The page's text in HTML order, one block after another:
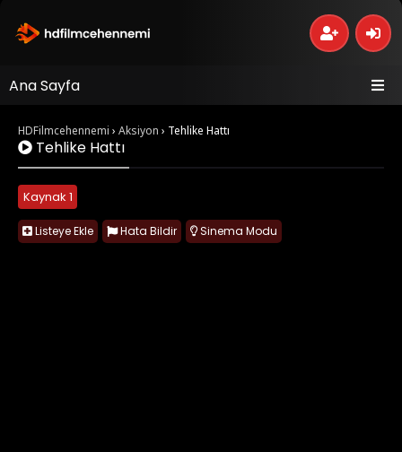
Ana Sayfa
HDFilmcehennemi › Aksiyon › Tehlike Hattı
Tehlike Hattı
Kaynak 1
Listeye Ekle Hata Bildir Sinema Modu